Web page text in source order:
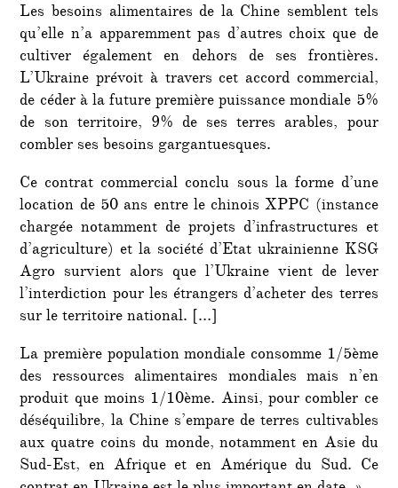
Les besoins alimentaires de la Chine semblent tels
qu’elle n’a apparemment pas d’autres choix que de
cultiver également en dehors de ses frontières.
L’Ukraine prévoit à travers cet accord commercial,
de céder à la future première puissance mondiale 5%
de son territoire, 9% de ses terres arables, pour
combler ses besoins gargantuesques.
Ce contrat commercial conclu sous la forme d’une
location de 50 ans entre le chinois XPPC (instance
chargée notamment de projets d’infrastructures et
d’agriculture) et la société d’Etat ukrainienne KSG
Agro survient alors que l’Ukraine vient de lever
l’interdiction pour les étrangers d’acheter des terres
sur le territoire national. […]
La première population mondiale consomme 1/5ème
des ressources alimentaires mondiales mais n’en
produit que moins 1/10ème. Ainsi, pour combler ce
déséquilibre, la Chine s’empare de terres cultivables
aux quatre coins du monde, notamment en Asie du
Sud-Est, en Afrique et en Amérique du Sud. Ce